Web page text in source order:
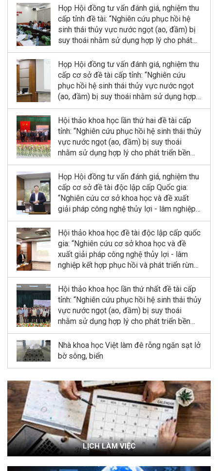
mặn tại Khu dự trữ sinh quyển sông Hồng”
Họp Hội đồng tư vấn đánh giá, nghiệm thu
cấp tỉnh đề tài: “Nghiên cứu phục hồi hệ
sinh thái thủy vực nước ngọt (ao, đầm) bị
suy thoái nhằm sử dụng hợp lý cho phát
triển bền vững kinh tế quy mô nhỏ tỉnh Ninh
Bình”
Họp Hội đồng tư vấn đánh giá, nghiệm thu
cấp cơ sở đề tài cấp tỉnh: “Nghiên cứu
phục hồi hệ sinh thái thủy vực nước ngọt
(ao, đầm) bị suy thoái nhằm sử dụng hợp
lý cho phát triển bền vững kinh tế quy mô
nhỏ tỉnh Ninh Bình”
Hội thảo khoa học lần thứ hai đề tài cấp
tỉnh: “Nghiên cứu phục hồi hệ sinh thái thủy
vực nước ngọt (ao, đầm) bị suy thoái
nhằm sử dụng hợp lý cho phát triển bền
vững kinh tế quy mô nhỏ tỉnh Ninh Bình”
Họp Hội đồng tư vấn đánh giá, nghiệm thu
cấp cơ sở đề tài độc lập cấp Quốc gia:
“Nghiên cứu cơ sở khoa học và đề xuất
giải pháp công nghệ thủy lợi - lâm nghiệp
kết hợp phục hồi và phát triển rừng ngập
mặn tại Khu dự trữ sinh quyển sông Hồng”
Hội thảo khoa học đề tài độc lập cấp quốc
gia: “Nghiên cứu cơ sở khoa học và đề
xuất giải pháp công nghệ thủy lợi - lâm
nghiệp kết hợp phục hồi và phát triển rừng
ngập mặn tại Khu dự trữ sinh quyển sông
Hồng”
Hội thảo khoa học lần thứ nhất đề tài cấp
tỉnh: “Nghiên cứu phục hồi hệ sinh thái thủy
vực nước ngọt (ao, đầm) bị suy thoái
nhằm sử dụng hợp lý cho phát triển bền
vững kinh tế quy mô nhỏ tỉnh Ninh Bình”
Nhà khoa học Việt làm đê rỗng ngăn sạt lở
bờ sông, biển
LỊCH LÀM VIỆC